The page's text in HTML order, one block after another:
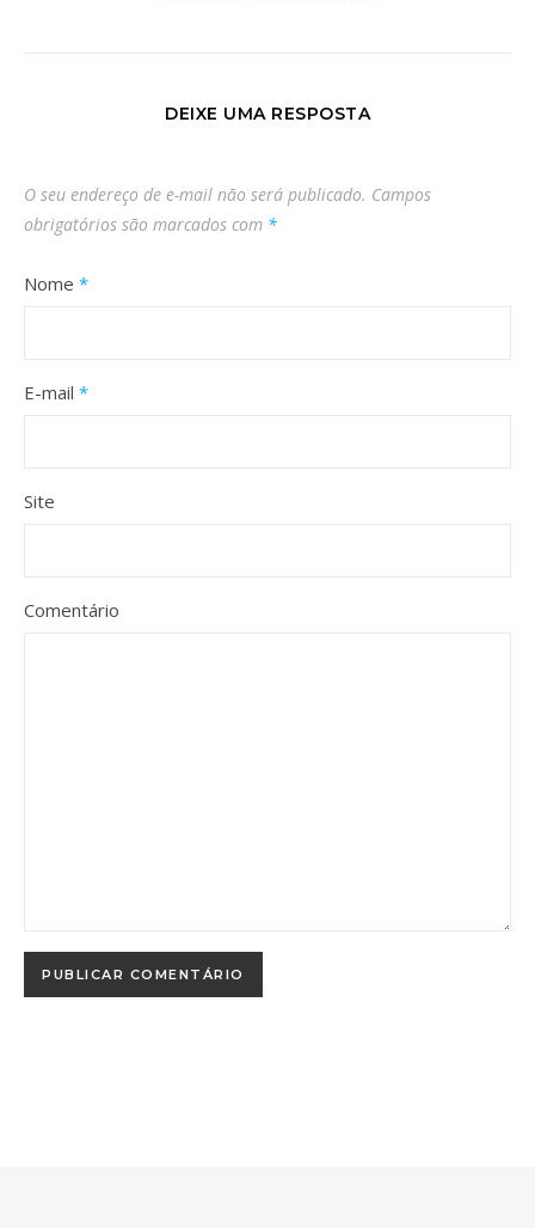
DEIXE UMA RESPOSTA
O seu endereço de e-mail não será publicado. Campos
obrigatórios são marcados com *
Nome *
E-mail *
Site
Comentário